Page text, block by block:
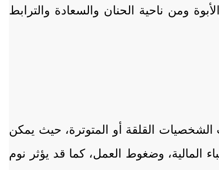
ومن ناحية الحنان والسعادة والترابط
القلقة أو المتوترة، حيث يمكن
المالية، وضغوط العمل، كما قد يؤثر نوم